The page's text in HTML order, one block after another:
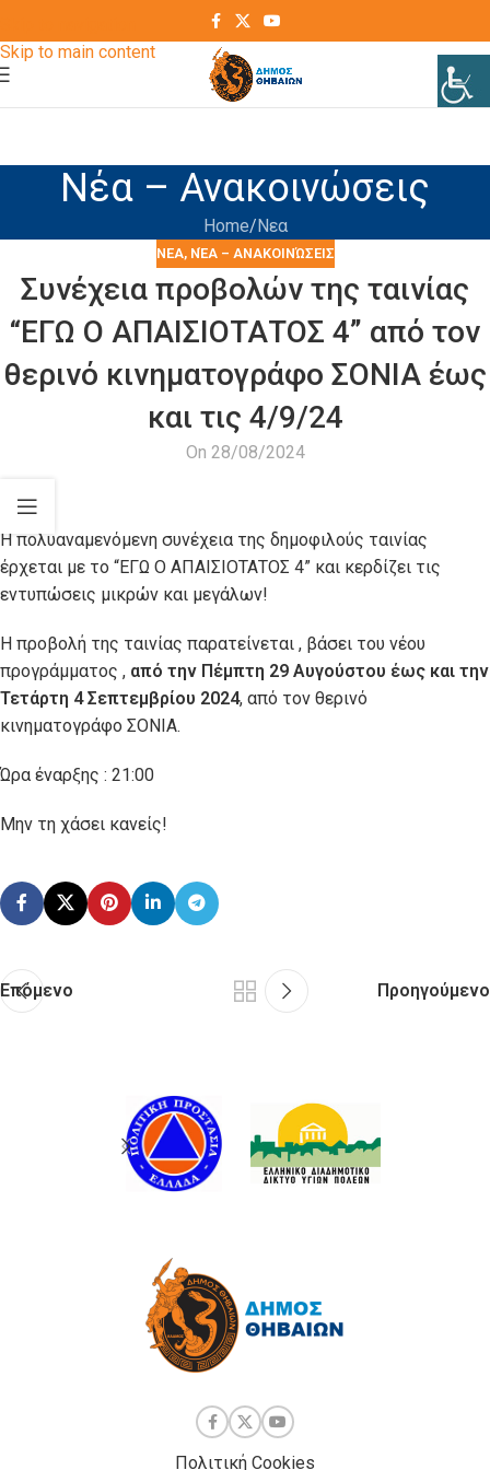
Skip to main content
Νέα – Ανακοινώσεις
Home Νεα
ΝΕΑ, ΝΈΑ – ΑΝΑΚΟΙΝΏΣΕΙΣ
Συνέχεια προβολών της ταινίας
“ΕΓΩ Ο ΑΠΑΙΣΙΟΤΑΤΟΣ 4” από τον
θερινό κινηματογράφο ΣΟΝΙΑ έως
και τις 4/9/24
On 28/08/2024
Η πολυαναμενόμενη συνέχεια της δημοφιλούς ταινίας
έρχεται με το “ΕΓΩ Ο ΑΠΑΙΣΙΟΤΑΤΟΣ 4” και κερδίζει τις
εντυπώσεις μικρών και μεγάλων!
Η προβολή της ταινίας παρατείνεται , βάσει του νέου
προγράμματος , από την Πέμπτη 29 Αυγούστου έως και την
Τετάρτη 4 Σεπτεμβρίου 2024, από τον θερινό
κινηματογράφο ΣΟΝΙΑ.
Ώρα έναρξης : 21:00
Μην τη χάσει κανείς!
Επόμενο Προηγούμενο
Πολιτική Cookies